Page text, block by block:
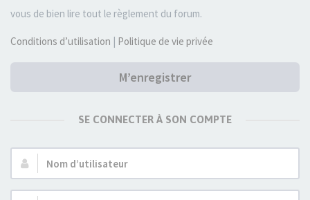
vous de bien lire tout le règlement du forum.
Conditions d’utilisation | Politique de vie privée
M’enregistrer
SE CONNECTER À SON COMPTE
Nom